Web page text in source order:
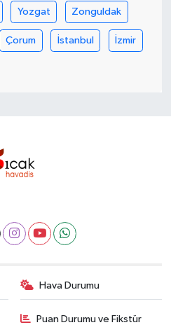
Yozgat Zonguldak
Çorum İstanbul İzmir
Hava Durumu
Puan Durumu ve Fikstür